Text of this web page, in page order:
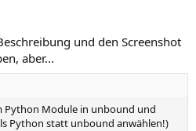
und den Screenshot
aber...
Python Module in unbound und
Python statt unbound anwählen!)